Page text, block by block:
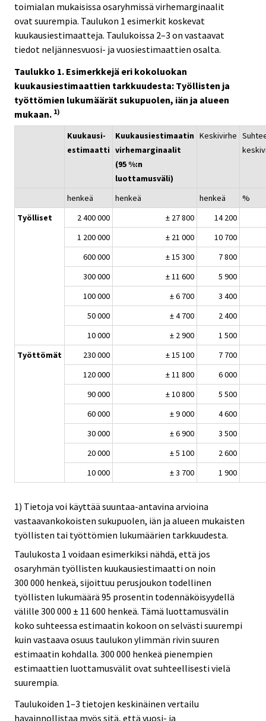
toimialan mukaisissa osaryhmissä virhemarginaalit
ovat suurempia. Taulukon 1 esimerkit koskevat
kuukausiestimaatteja. Taulukoissa 2–3 on vastaavat
tiedot neljännesvuosi- ja vuosiestimaattien osalta.
Taulukko 1. Esimerkkejä eri kokoluokan
kuukausiestimaattien tarkkuudesta: Työllisten ja
työttömien lukumäärät sukupuolen, iän ja alueen
mukaan. 1)
Kuukausi-
estimaatti
Kuukausiestimaatin
virhemarginaalit
(95 %:n
luottamusväli)
Keskivirhe
henkeä henkeä henkeä
%
Työlliset
2 400 000 ± 27 800
14 200
1 200 000
± 21 000
10 700
600 000
± 15 300
7 800
300 000
± 11 600
5 900
100 000
± 6 700
3 400
50 000
± 4 700
2 400
10 000
± 2 900
1 500
Työttömät
230 000 ± 15 100
7 700
120 000
± 11 800
6 000
90 000
± 10 800
5 500
60 000
± 9 000
4 600
30 000
± 6 900
3 500
20 000
± 5 100
2 600
10 000
± 3 700 1 900
1) Tietoja voi käyttää suuntaa-antavina arvioina
vastaavankokoisten sukupuolen, iän ja alueen mukaisten
työllisten tai työttömien lukumäärien tarkkuudesta.
Taulukosta 1 voidaan esimerkiksi nähdä, että jos
osaryhmän työllisten kuukausiestimaatti on noin
300 000 henkeä, sijoittuu perusjoukon todellinen
työllisten lukumäärä 95 prosentin todennäköisyydellä
välille 300 000 ± 11 600 henkeä. Tämä luottamusvälin
koko suhteessa estimaatin kokoon on selvästi suurempi
kuin vastaava osuus taulukon ylimmän rivin suuren
estimaatin kohdalla. 300 000 henkeä pienempien
estimaattien luottamusvälit ovat suhteellisesti vielä
suurempia.
Taulukoiden 1–3 tietojen keskinäinen vertailu
havainnollistaa myös sitä, että vuosi- ja